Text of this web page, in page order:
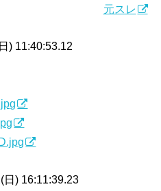
元スレ
) 11:40:53.12
日) 16:11:39.23